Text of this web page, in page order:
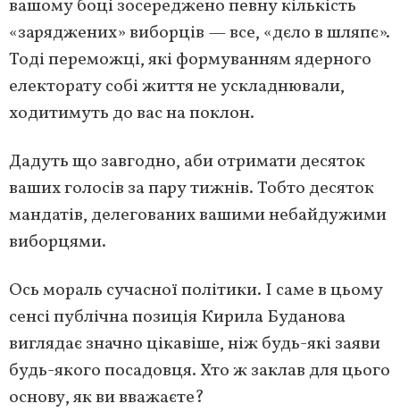
вашому боці зосереджено певну кількість
«заряджених» виборців — все, «дєло в шляпє».
Тоді переможці, які формуванням ядерного
електорату собі життя не ускладнювали,
ходитимуть до вас на поклон.
Дадуть що завгодно, аби отримати десяток
ваших голосів за пару тижнів. Тобто десяток
мандатів, делегованих вашими небайдужими
виборцями.
Ось мораль сучасної політики. І саме в цьому
сенсі публічна позиція Кирила Буданова
виглядає значно цікавіше, ніж будь-які заяви
будь-якого посадовця. Хто ж заклав для цього
основу, як ви вважаєте?